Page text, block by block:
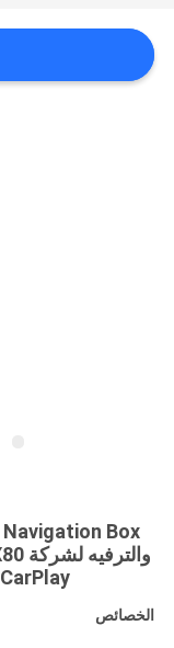
اتصل
بنا
CarPlay اللاسلكي، واجهة Android
الخصائص